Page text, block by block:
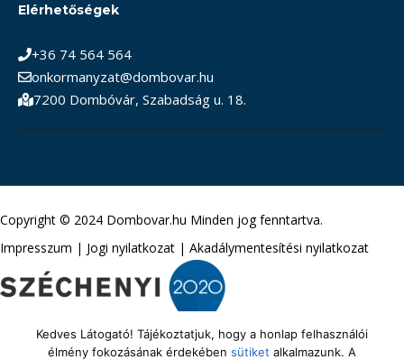
Elérhetőségek
+36 74 564 564
onkormanyzat@dombovar.hu
7200 Dombóvár, Szabadság u. 18.
Copyright © 2024 Dombovar.hu Minden jog fenntartva.
Impresszum | Jogi nyilatkozat | Akadálymentesítési nyilatkozat
Kedves Látogató! Tájékoztatjuk, hogy a honlap felhasználói
élmény fokozásának érdekében sütiket alkalmazunk. A